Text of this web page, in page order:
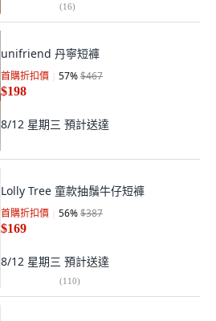
(16)
unifriend 丹寧短褲
首購折扣價 57%$467
$198
8/12 星期三 預計送達
Lolly Tree 童款抽鬚牛仔短褲
首購折扣價 56%$387
$169
8/12 星期三 預計送達
(110)